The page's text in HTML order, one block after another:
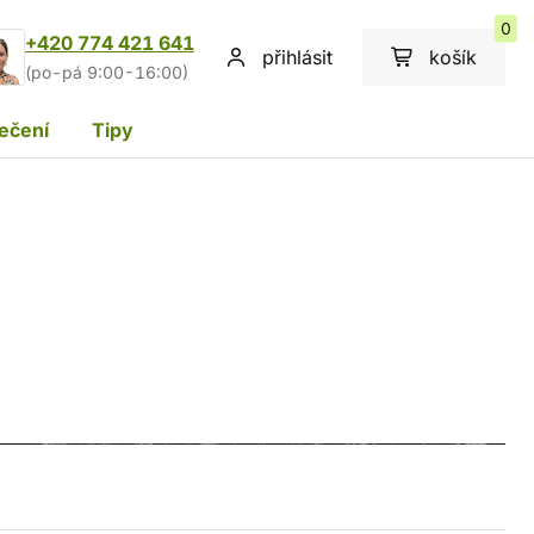
+420 774 421 641
(po-pá 9:00-16:00)
přihlásit košík
0
Tipy